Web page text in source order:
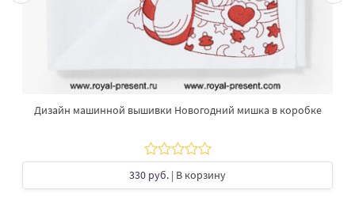
Дизайн машинной вышивки Новогодний мишка в коробке
330 руб. | В корзину